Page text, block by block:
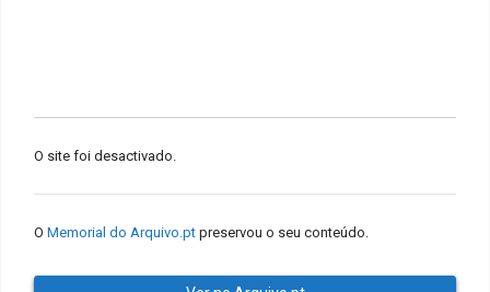
O site foi desactivado.
O Memorial do Arquivo.pt preservou o seu conteúdo.